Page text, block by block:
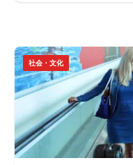
社会・文化